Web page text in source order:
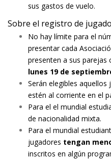
sus gastos de vuelo.
Sobre el registro de
No hay límite para el
presentar cada
presenten a sus parejas
lunes 19 de
Serán elegibles aquellos
estén al corriente en el
Para el el mundial
de nacionalidad mixta.
Para el mundial
jugadores tengan
inscritos en algún